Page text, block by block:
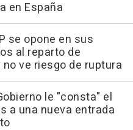
en España
se opone en sus
al reparto de
ve riesgo de ruptura
le "consta" el
a una nueva entrada